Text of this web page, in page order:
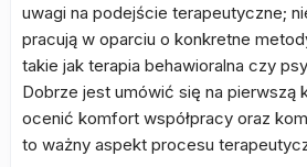
uwagi na podejście terapeutyczne;
pracują w oparciu o konkretne
takie jak terapia behawioralna czy
Dobrze jest umówić się na pierwszą
ocenić komfort współpracy oraz
to ważny aspekt procesu